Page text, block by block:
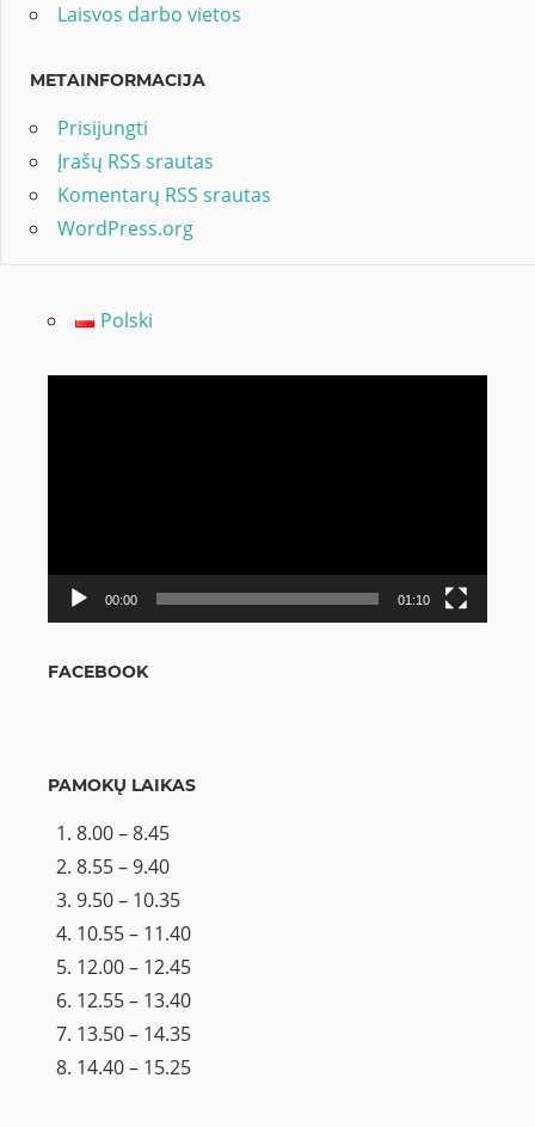
Laisvos darbo vietos
METAINFORMACIJA
Prisijungti
Įrašų RSS srautas
Komentarų RSS srautas
WordPress.org
Polski
00:00 01:10
FACEBOOK
PAMOKŲ LAIKAS
8.00 – 8.45
8.55 – 9.40
9.50 – 10.35
10.55 – 11.40
12.00 – 12.45
12.55 – 13.40
13.50 – 14.35
14.40 – 15.25